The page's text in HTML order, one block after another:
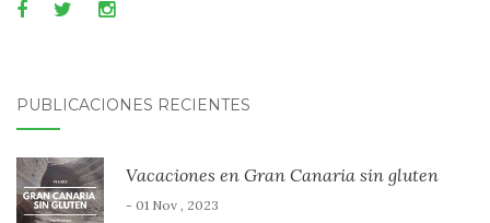
PUBLICACIONES RECIENTES
Vacaciones en Gran Canaria sin gluten
- 01 Nov , 2023